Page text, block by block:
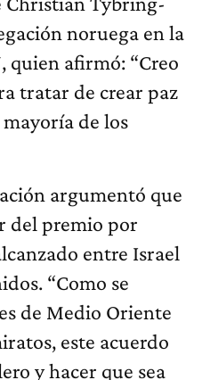
noruega en la
quien afirmó: “Creo
tratar de crear paz
de los
argumentó que
del premio por
entre Israel
“Como se
de Medio Oriente
este acuerdo
y hacer que sea